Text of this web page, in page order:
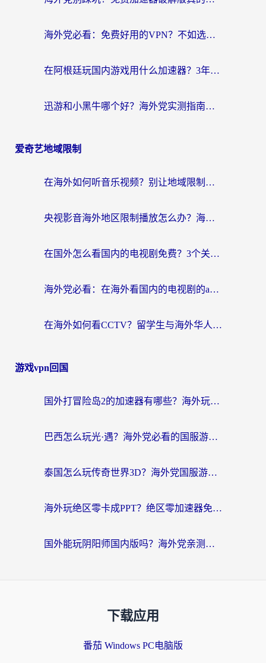
海外党必看：免费好用的VPN？不如选对转国内加速器实现无缝追剧
在阿根廷玩国内游戏用什么加速器？3年海外党亲测实用指南
迅游和小黑牛哪个好？海外党实测指南，选对中国地址加速器才能无缝刷国内资源
爱奇艺地域限制
在海外如何听音乐视频？别让地域限制挡住你的华语旋律
央视影音海外地区限制播放怎么办？海外华人必看的追剧自由指南
在国外怎么看国内的电视剧免费？3个关键步骤+1款靠谱加速器帮你搞定
海外党必看：在海外看国内的电视剧的app选对了吗？3步解决地域限制烦恼
在海外如何看CCTV？留学生与海外华人的实用回国加速指南
游戏vpn回国
国外打冒险岛2的加速器有哪些？海外玩家国服畅玩全攻略（附实测推荐）
巴西怎么玩光·遇？海外党必看的国服游戏加速器选择指南（附3款热门游戏实测）
泰国怎么玩传奇世界3D？海外党国服游戏加速终极指南（附非洲欧洲热门游戏解决方案）
海外玩绝区零卡成PPT？绝区零加速器免费的推荐+实用技巧，附墨西哥玩谁是卧底美国玩和平精英攻略
国外能玩阴阳师国内版吗？海外党亲测有效的国服游戏加速指南
下载应用
番茄 Windows PC电脑版